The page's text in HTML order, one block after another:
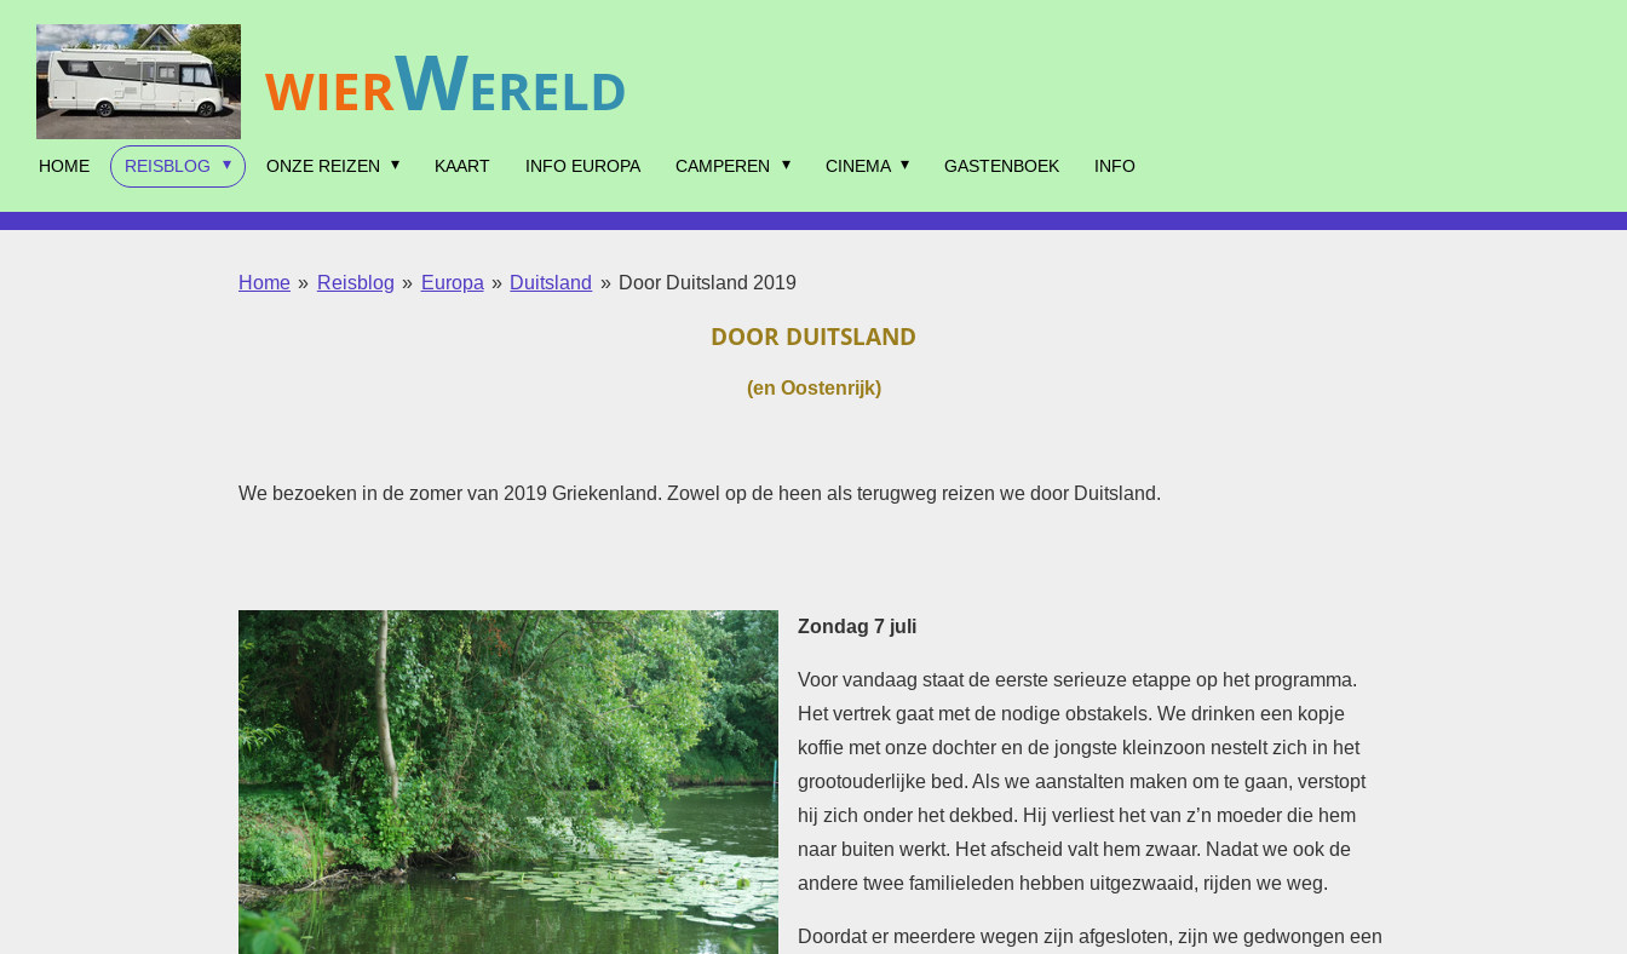
direct
naar
hoofdinhoud
WIERWERELD
HOME REISBLOG ONZE REIZEN KAART INFO EUROPA CAMPEREN CINEMA GASTENBOEK INFO
Home » Reisblog » Europa » Duitsland » Door Duitsland 2019
DOOR DUITSLAND
(en Oostenrijk)
We bezoeken in de zomer van 2019 Griekenland. Zowel op de heen als terugweg reizen we door Duitsland.
Zondag 7 juli
Voor vandaag staat de eerste serieuze etappe op het programma.
Het vertrek gaat met de nodige obstakels. We drinken een kopje
koffie met onze dochter en de jongste kleinzoon nestelt zich in het
grootouderlijke bed. Als we aanstalten maken om te gaan, verstopt
hij zich onder het dekbed. Hij verliest het van z’n moeder die hem
naar buiten werkt. Het afscheid valt hem zwaar. Nadat we ook de
andere twee familieleden hebben uitgezwaaid, rijden we weg.
Doordat er meerdere wegen zijn afgesloten, zijn we gedwongen een